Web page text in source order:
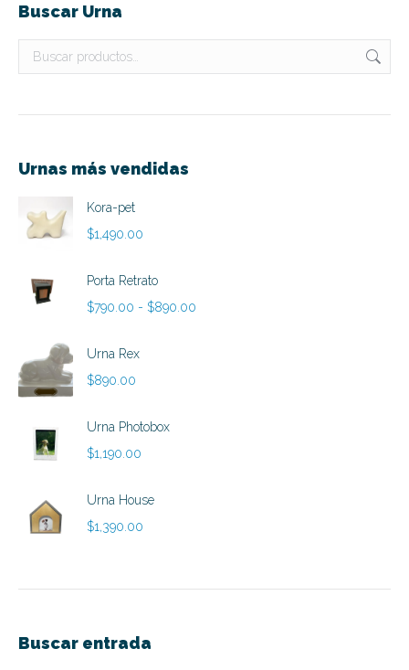
Buscar Urna
Urnas más vendidas
Kora-pet
$1,490.00
Porta Retrato
$790.00 - $890.00
Urna Rex
$890.00
Urna Photobox
$1,190.00
Urna House
$1,390.00
Buscar entrada